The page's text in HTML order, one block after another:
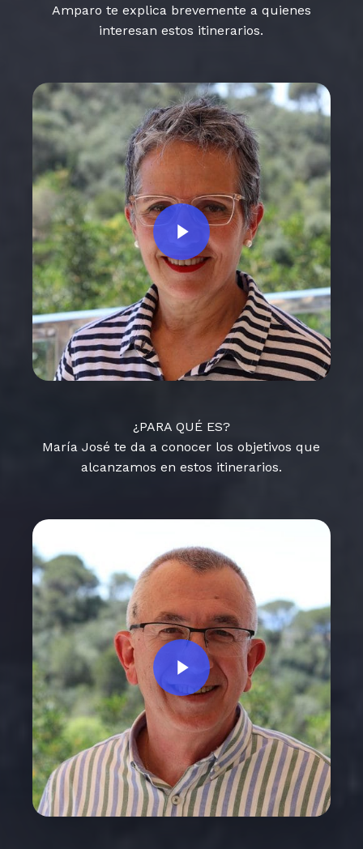
Amparo te explica brevemente a quienes
interesan estos itinerarios.
Play Video
¿PARA QUÉ ES?
María José te da a conocer los objetivos que
alcanzamos en estos itinerarios.
Play Video